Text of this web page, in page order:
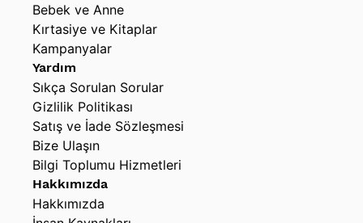
Bebek ve Anne
Kırtasiye ve Kitaplar
Kampanyalar
Yardım
Sıkça Sorulan Sorular
Gizlilik Politikası
Satış ve İade Sözleşmesi
Bize Ulaşın
Bilgi Toplumu Hizmetleri
Hakkımızda
Hakkımızda